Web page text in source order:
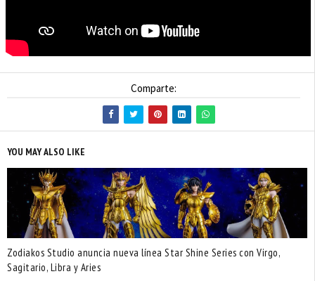
Comparte:
YOU MAY ALSO LIKE
Zodiakos Studio anuncia nueva línea Star Shine Series con Virgo,
Sagitario, Libra y Aries